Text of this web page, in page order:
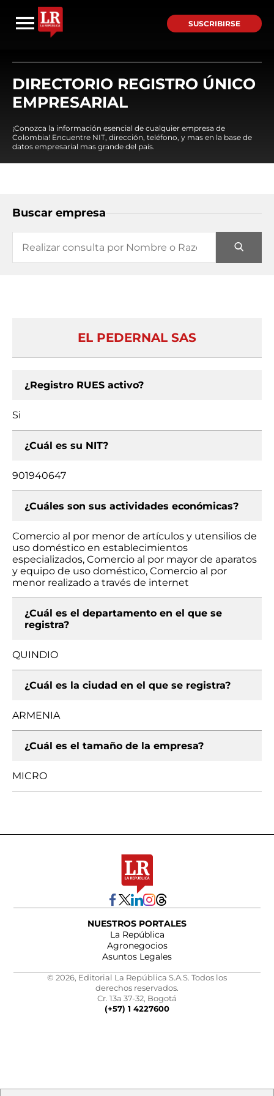
SUSCRIBIRSE
DIRECTORIO REGISTRO ÚNICO
EMPRESARIAL
¡Conozca la información esencial de cualquier empresa de
Colombia! Encuentre NIT, dirección, teléfono, y mas en la base de
datos empresarial mas grande del país.
Buscar empresa
EL PEDERNAL SAS
¿Registro RUES activo?
Si
¿Cuál es su NIT?
901940647
¿Cuáles son sus actividades económicas?
Comercio al por menor de artículos y utensilios de
uso doméstico en establecimientos
especializados, Comercio al por mayor de aparatos
y equipo de uso doméstico, Comercio al por
menor realizado a través de internet
¿Cuál es el departamento en el que se
registra?
QUINDIO
¿Cuál es la ciudad en el que se registra?
ARMENIA
¿Cuál es el tamaño de la empresa?
MICRO
NUESTROS PORTALES
La República
Agronegocios
Asuntos Legales
© 2026, Editorial La República S.A.S. Todos los
derechos reservados.
Cr. 13a 37-32, Bogotá
(+57) 1 4227600